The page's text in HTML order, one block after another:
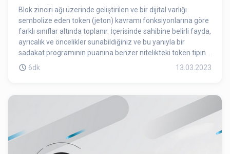
Blok zinciri ağı üzerinde geliştirilen ve bir dijital varlığı
sembolize eden token (jeton) kavramı fonksiyonlarına göre
farklı sınıflar altında toplanır. İçerisinde sahibine belirli fayda,
ayrıcalık ve öncelikler sunabildiğiniz ve bu yanıyla bir
sadakat programının puanına benzer nitelikteki token tipine
"utility token" (fayda jetonu) denir. Bilet Token sahiplerine
öncelikler sunacağımız bir "utility token"dir. Bilet Token
nitelik olarak bir sadakat puanı olarak çalışmakla birlikte aynı
zamanda kripto varlık borsalarında işlem görebilmektedir.
Dolayısıyla Bilet Tokeninizi farklı dönemlerde yapılacak
kampanyalarda ücretsiz kazanılabileceğiz gibi aynı
zamanda listeleneceği borsalardan alıp satabilirsiniz.
6dk 13.03.2023